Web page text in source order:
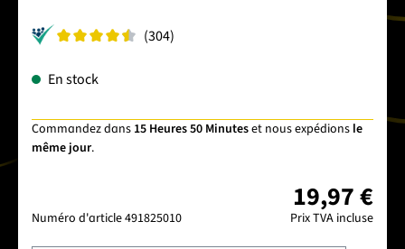
(304)
En stock
Commandez dans 15 Heures 50 Minuteset nous expédions le
même jour.
Numéro d'article491825010
19,97 €
Prix TVA incluse